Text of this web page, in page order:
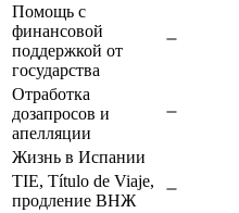
Помощь с
финансовой
поддержкой от
государства
Отработка
дозапросов и
апелляции
Жизнь в Испании
TIE, Título de Viaje,
продление ВНЖ